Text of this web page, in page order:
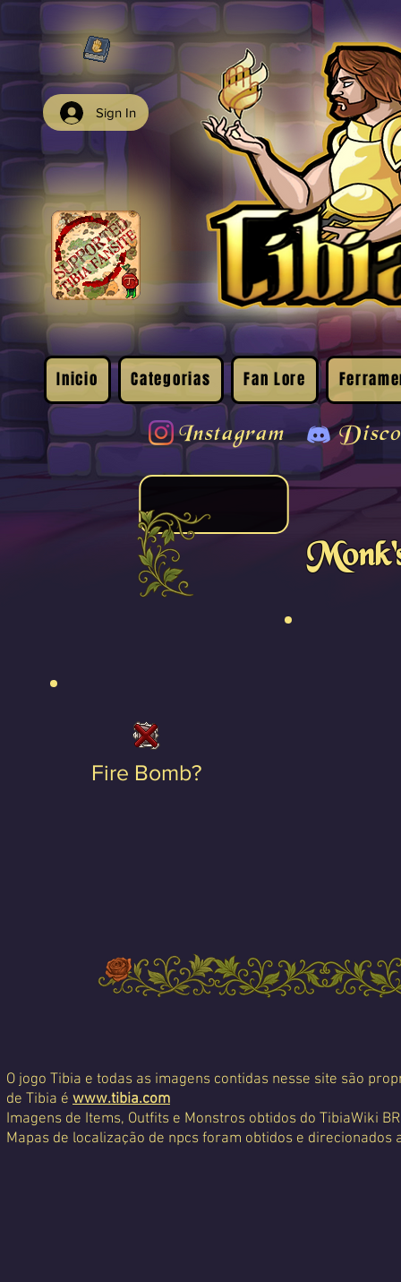
Sign In
Inicio Categorias Fan Lore
Instagram
Fire Bomb?
O jogo Tibia e todas as imagens contidas nesse site são
de Tibia é www.tibia.com
Imagens de Items, Outfits e Monstros obtidos do TibiaWiki
Mapas de localização de npcs foram obtidos e direcionados